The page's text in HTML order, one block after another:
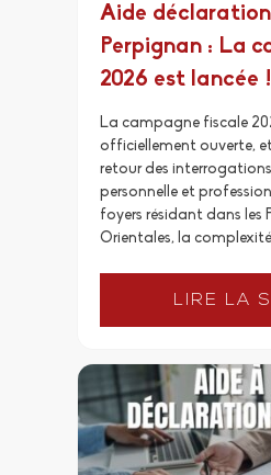
Aide
Perpignan : La
2026 est lancée !
La campagne fiscale
officiellement ouverte, et
retour des
personnelle et
foyers résidant dans les
Orientales, la complexité
LIRE LA